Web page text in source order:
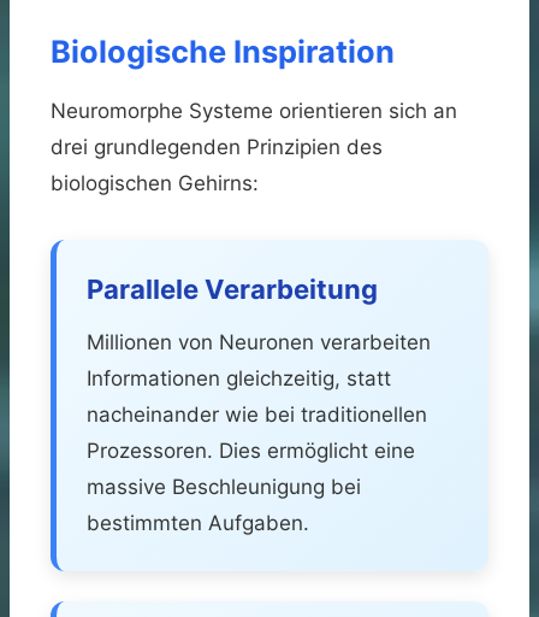
Biologische Inspiration
Neuromorphe Systeme orientieren sich an
drei grundlegenden Prinzipien des
biologischen Gehirns:
Parallele Verarbeitung
Millionen von Neuronen verarbeiten
Informationen gleichzeitig, statt
nacheinander wie bei traditionellen
Prozessoren. Dies ermöglicht eine
massive Beschleunigung bei
bestimmten Aufgaben.